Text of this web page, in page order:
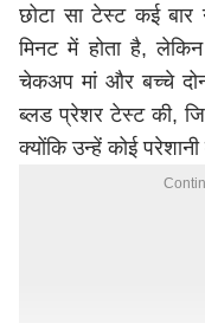
छोटा सा टेस्ट कई बार
मिनट में होता है,
चेकअप मां और बच्चे
ब्लड प्रेशर टेस्ट की,
क्योंकि उन्हें कोई